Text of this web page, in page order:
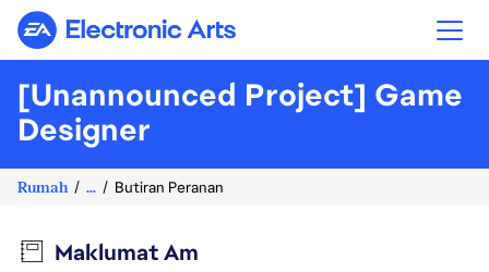
Electronic Arts
[Unannounced Project] Game
Designer
Rumah ... Butiran Peranan
Maklumat Am